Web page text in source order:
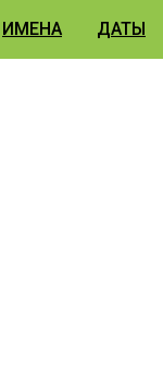
ИМЕНА ДАТЫ